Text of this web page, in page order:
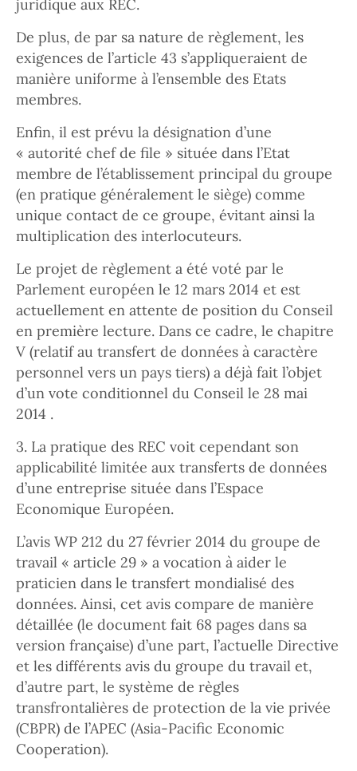
juridique aux REC.
De plus, de par sa nature de règlement, les
exigences de l’article 43 s’appliqueraient de
manière uniforme à l’ensemble des Etats
membres.
Enfin, il est prévu la désignation d’une
« autorité chef de file » située dans l’Etat
membre de l’établissement principal du groupe
(en pratique généralement le siège) comme
unique contact de ce groupe, évitant ainsi la
multiplication des interlocuteurs.
Le projet de règlement a été voté par le
Parlement européen le 12 mars 2014 et est
actuellement en attente de position du Conseil
en première lecture. Dans ce cadre, le chapitre
V (relatif au transfert de données à caractère
personnel vers un pays tiers) a déjà fait l’objet
d’un vote conditionnel du Conseil le 28 mai
2014 .
3. La pratique des REC voit cependant son
applicabilité limitée aux transferts de données
d’une entreprise située dans l’Espace
Economique Européen.
L’avis WP 212 du 27 février 2014 du groupe de
travail « article 29 » a vocation à aider le
praticien dans le transfert mondialisé des
données. Ainsi, cet avis compare de manière
détaillée (le document fait 68 pages dans sa
version française) d’une part, l’actuelle Directive
et les différents avis du groupe du travail et,
d’autre part, le système de règles
transfrontalières de protection de la vie privée
(CBPR) de l’APEC (Asia-Pacific Economic
Cooperation).